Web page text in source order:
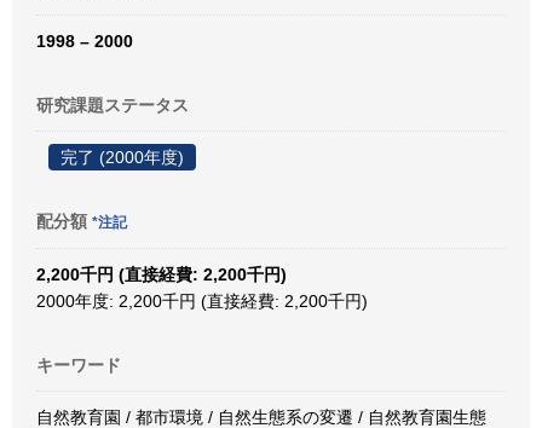
1998 – 2000
研究課題ステータス
完了 (2000年度)
配分額 *注記
2,200千円 (直接経費: 2,200千円)
2000年度: 2,200千円 (直接経費: 2,200千円)
キーワード
自然教育園 / 都市環境 / 自然生態系の変遷 / 自然教育園生態